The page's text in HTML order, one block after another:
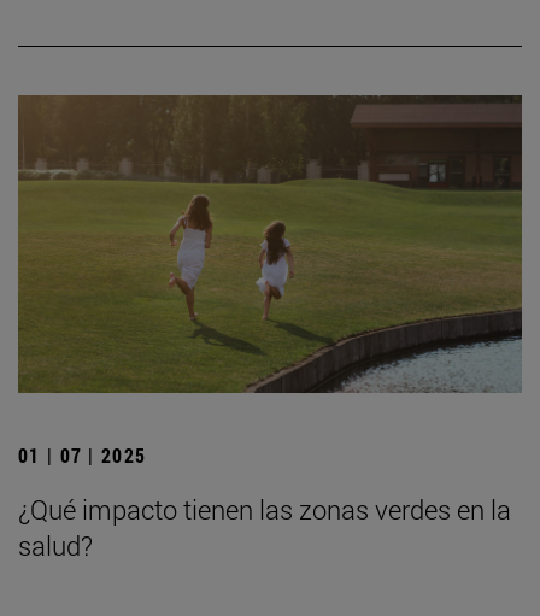
01 | 07 | 2025
¿Qué impacto tienen las zonas verdes en la
salud?